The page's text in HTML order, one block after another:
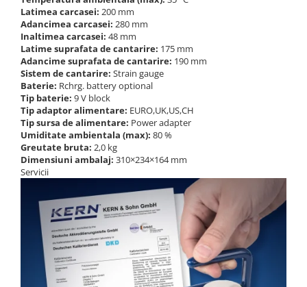
Testere pietre funerare
Masurare cuplu
Masurare cuplu pentru capace cu
filet
Masurare cuplu pentru scule
Masurarea grosimii stratului
Masurarea grosimii stratului -
Digital
Masurarea grosimii materialului
Metoda Echo-Echo
Metoda Pulse-Echo
Mediul si siguranta muncii
Masurarea intensitatii luminoase
Masurarea intensitatii sunetului
Termometre cu infrarosu
Latimea carcasei: 200 mm
Adancimea carcasei: 280 mm
Inaltimea carcasei: 48 mm
Latime suprafata de cantarire: 175 mm
Adancime suprafata de cantarire: 190 mm
Sistem de cantarire: Strain gauge
Baterie: Rchrg. battery optional
Tip baterie: 9 V block
Tip adaptor alimentare: EURO,UK,US,CH
Tip sursa de alimentare: Power adapter
Umiditate ambientala (max): 80 %
Greutate bruta: 2,0 kg
Dimensiuni ambalaj: 310×234×164 mm
Servicii